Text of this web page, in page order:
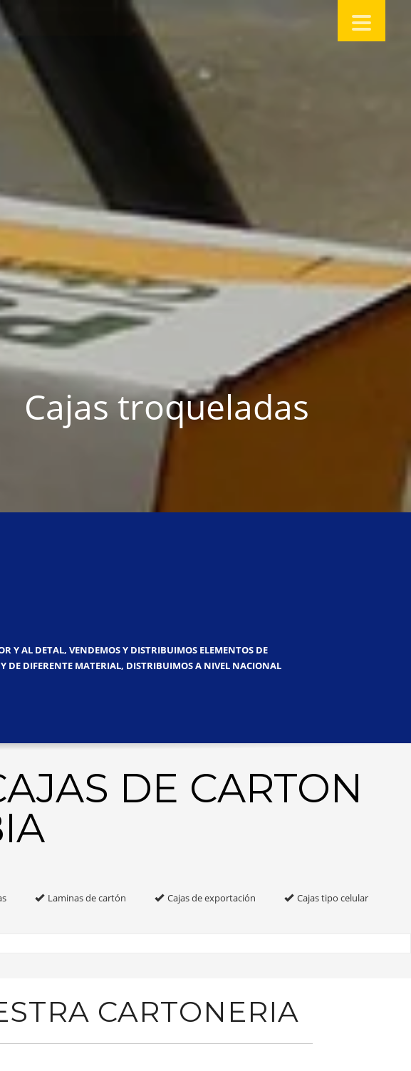
Cajas troqueladas
Y AL DETAL, VENDEMOS Y DISTRIBUIMOS ELEMENTOS DE
DE DIFERENTE MATERIAL, DISTRIBUIMOS A NIVEL NACIONAL
DE CARTON
Laminas de cartón Cajas de exportación
Cajas tipo celular
CARTONERIA